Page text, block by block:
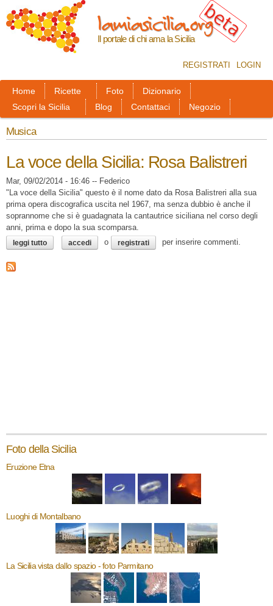
contenuto
principale
lamiasicilia.org
Il portale di chi ama la Sicilia
REGISTRATI LOGIN
Home Ricette Foto
Dizionario
Scopri la Sicilia
Blog Contattaci Negozio
Musica
La voce della Sicilia: Rosa Balistreri
Mar, 09/02/2014 - 16:46 -- Federico
"La voce della Sicilia" questo è il nome dato da Rosa Balistreri alla sua
prima opera discografica uscita nel 1967, ma senza dubbio è anche il
soprannome che si è guadagnata la cantautrice siciliana nel corso degli
anni, prima e dopo la sua scomparsa.
leggi tutto su la voce della sicilia: rosa balistreri
accedi o registrati per inserire commenti.
Foto della Sicilia
Eruzione Etna
Luoghi di Montalbano
La Sicilia vista dallo spazio - foto Parmitano